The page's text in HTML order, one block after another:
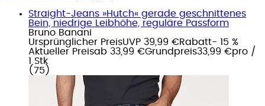
Straight-Jeans »Hutch« gerade geschnittenes
Bein, niedrige Leibhöhe, reguläre Passform
Bruno Banani
Ursprünglicher PreisUVP 39,99 €Rabatt- 15 %
Aktueller Preisab 33,99 €Grundpreis33,99 €pro /
1 Stk
( 75 )